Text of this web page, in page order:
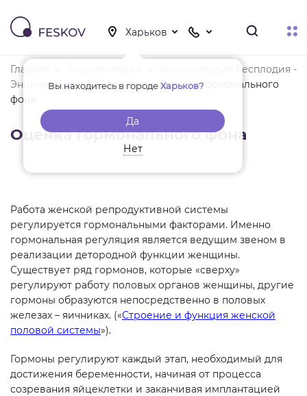
Вы находитесь в городеХарьков?
Да
Нет
Главная
Энциклопедия бесплодия -
Энциклопедия бесплодия
Оценка гормонального
фона
Оценка гормонального фона
Работа женской репродуктивной системы
регулируется гормональными факторами. Именно
гормональная регуляция является ведущим звеном в
реализации детородной функции женщины.
Существует ряд гормонов, которые «сверху»
регулируют работу половых органов женщины, другие
гормоны образуются непосредственно в половых
железах – яичниках. («Строение и функция женской
половой системы»).
Гормоны регулируют каждый этап, необходимый для
достижения беременности, начиная от процесса
созревания яйцеклетки и заканчивая имплантацией